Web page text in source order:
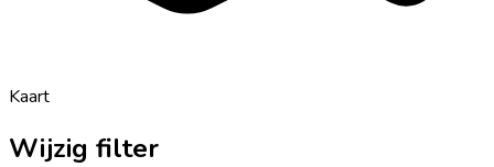
Kaart
Wijzig filter